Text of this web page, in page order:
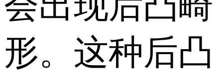
形。这种后凸